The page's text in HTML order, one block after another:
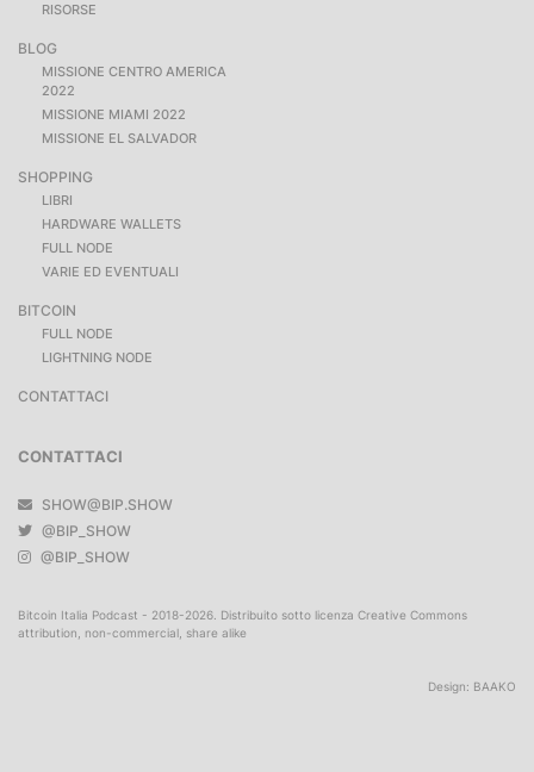
RISORSE
BLOG
MISSIONE CENTRO AMERICA
2022
MISSIONE MIAMI 2022
MISSIONE EL SALVADOR
SHOPPING
LIBRI
HARDWARE WALLETS
FULL NODE
VARIE ED EVENTUALI
BITCOIN
FULL NODE
LIGHTNING NODE
CONTATTACI
CONTATTACI
SHOW@BIP.SHOW
@BIP_SHOW
@BIP_SHOW
Bitcoin Italia Podcast - 2018-2026. Distribuito sotto licenza Creative Commons
attribution, non-commercial, share alike
Design: BAAKO